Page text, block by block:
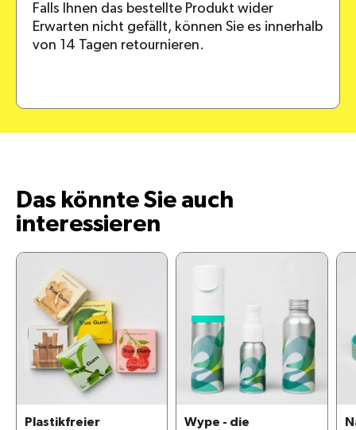
Falls Ihnen das bestellte Produkt wider
Erwarten nicht gefällt, können Sie es innerhalb
von 14 Tagen retournieren.
Das könnte Sie auch
interessieren
Plastikfreier
Wype - die